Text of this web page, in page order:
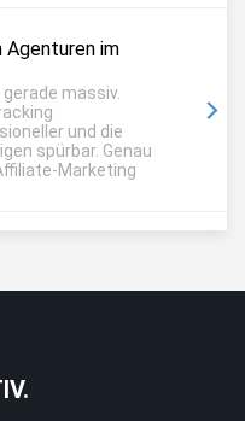
Agenturen im
massiv.
und die
spürbar. Genau
Marketing